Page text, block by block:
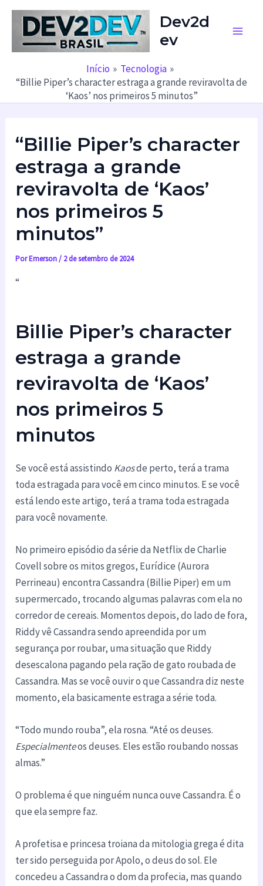
Dev2d
ev
Início
Tecnologia
“Billie Piper’s character estraga a grande reviravolta de
‘Kaos’ nos primeiros 5 minutos”
“Billie Piper’s character
estraga a grande
reviravolta de ‘Kaos’
nos primeiros 5
minutos”
PorEmerson/ 2 de setembro de 2024
“
Billie Piper’s character
estraga a grande
reviravolta de ‘Kaos’
nos primeiros 5
minutos
Se você está assistindo Kaosde perto, terá a trama
toda estragada para você em cinco minutos. E se você
está lendo este artigo, terá a trama toda estragada
para você novamente.
No primeiro episódio da série da Netflix de Charlie
Covell sobre os mitos gregos, Eurídice (Aurora
Perrineau) encontra Cassandra (Billie Piper) em um
supermercado, trocando algumas palavras com ela no
corredor de cereais. Momentos depois, do lado de fora,
Riddy vê Cassandra sendo apreendida por um
segurança por roubar, uma situação que Riddy
desescalona pagando pela ração de gato roubada de
Cassandra. Mas se você ouvir o que Cassandra diz neste
momento, ela basicamente estraga a série toda.
“Todo mundo rouba”, ela rosna. “Até os deuses.
Especialmenteos deuses. Eles estão roubando nossas
almas.”
O problema é que ninguém nunca ouve Cassandra. É o
que ela sempre faz.
A profetisa e princesa troiana da mitologia grega é dita
ter sido perseguida por Apolo, o deus do sol. Ele
concedeu a Cassandra o dom da profecia, mas quando